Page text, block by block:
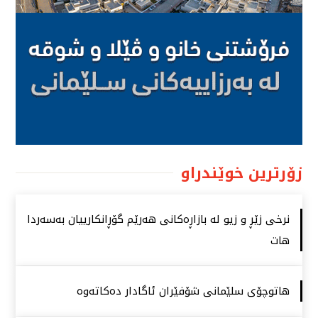
زۆرترین خوێندراو
نرخی زێڕ و زیو لە بازاڕەكانی هەرێم گۆڕانكارییان بەسەردا
هات
هاتوچۆی سلێمانی شۆفێران ئاگادار دەكاتەوە